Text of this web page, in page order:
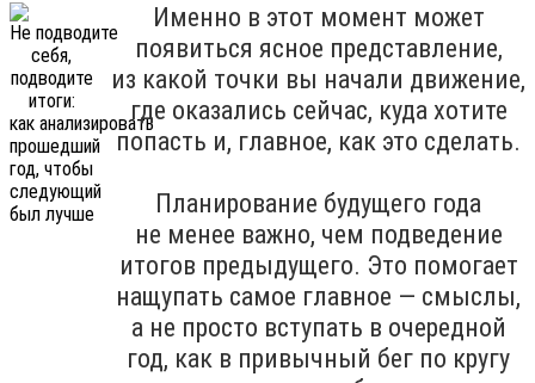
Именно в этот момент может
появиться ясное представление,
из какой точки вы начали движение,
где оказались сейчас, куда хотите
попасть и, главное, как это сделать.
Планирование будущего года
не менее важно, чем подведение
итогов предыдущего. Это помогает
нащупать самое главное — смыслы,
а не просто вступать в очередной
год, как в привычный бег по кругу